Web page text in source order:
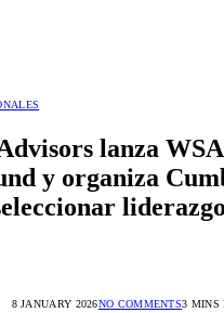
lanza WSA
y organiza
8 JANUARY 2026NO COMMENTS3 MINS